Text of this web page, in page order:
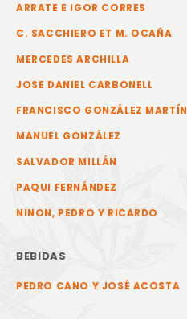
ARRATE E IGOR CORRES
C. SACCHIERO ET M. OCAÑA
MERCEDES ARCHILLA
JOSE DANIEL CARBONELL
FRANCISCO GONZÁLEZ MARTÍN
MANUEL GONZÁLEZ
SALVADOR MILLÁN
PAQUI FERNÁNDEZ
NINON, PEDRO Y RICARDO
BEBIDAS
PEDRO CANO Y JOSÉ ACOSTA